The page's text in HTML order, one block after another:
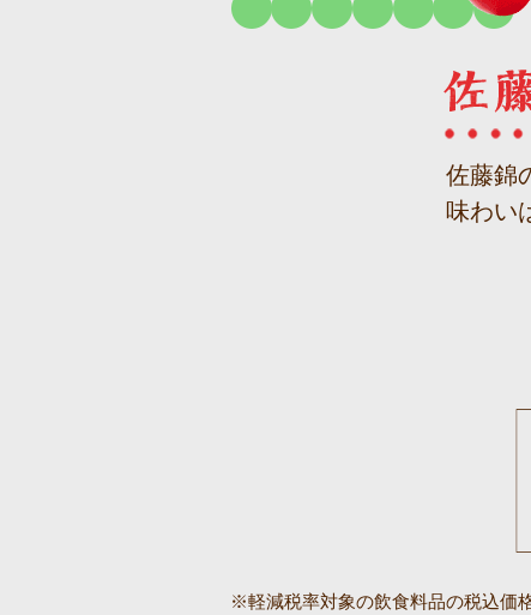
佐藤錦
味わい
※軽減税率対象の飲食料品の税込価